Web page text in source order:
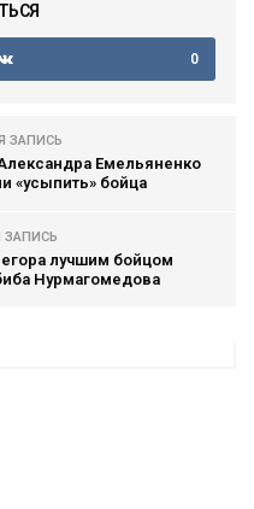
0
ЗАПИСЬ
Емельяненко
«усыпить» бойца
лучшим бойцом
Нурмагомедова